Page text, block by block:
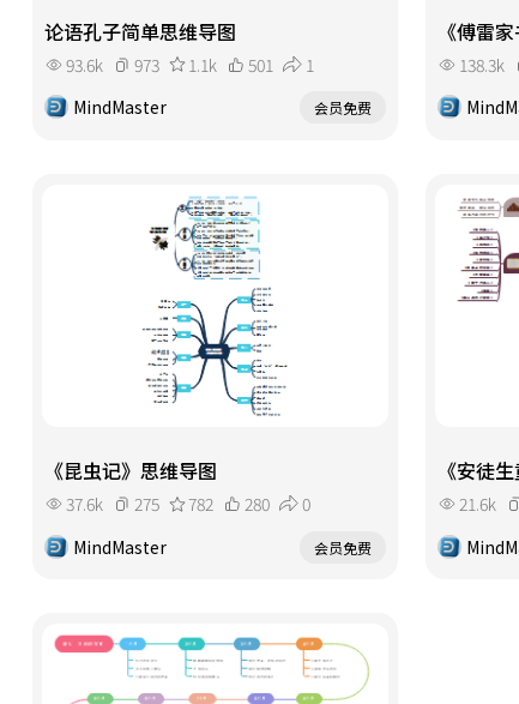
论语孔子简单思维导图
93.6k 973 1.1k 501
1
MindMaster
会员免费
《傅雷
138.3k
《昆虫记》思维导图
37.6k 275 782 280
0
MindMaster
会员免费
《安徒
21.6k